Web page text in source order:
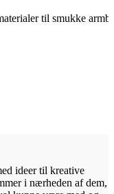
til smukke
ideer til kreative
i nærheden af dem,